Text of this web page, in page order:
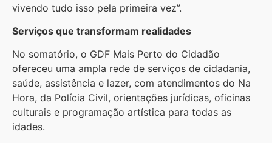
vivendo tudo isso pela primeira vez”.
Serviços que transformam realidades
No somatório, o GDF Mais Perto do Cidadão
ofereceu uma ampla rede de serviços de cidadania,
saúde, assistência e lazer, com atendimentos do Na
Hora, da Polícia Civil, orientações jurídicas, oficinas
culturais e programação artística para todas as
idades.